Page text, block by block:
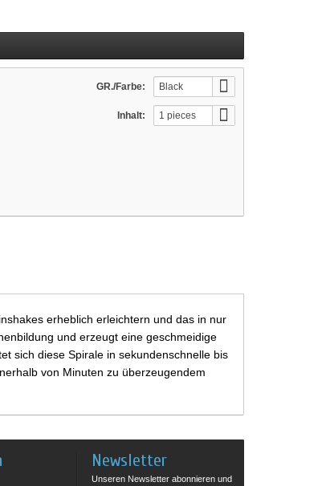
GR./Farbe: Black
Inhalt: 1 pieces
erheblich erleichtern und das in nur
und erzeugt eine geschmeidige
sich diese Spirale in sekundenschnelle bis
von Minuten zu überzeugendem
Newsletter
Unseren Newsletter abonnieren und